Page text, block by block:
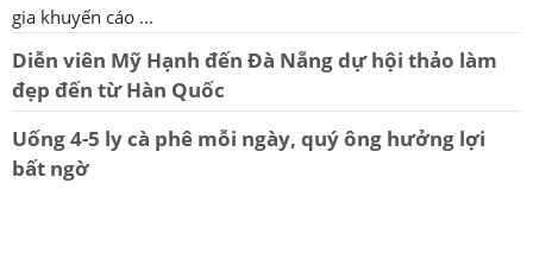
gia khuyến cáo ...
Diễn viên Mỹ Hạnh đến Đà Nẵng dự hội thảo làm
đẹp đến từ Hàn Quốc
Uống 4-5 ly cà phê mỗi ngày, quý ông hưởng lợi
bất ngờ